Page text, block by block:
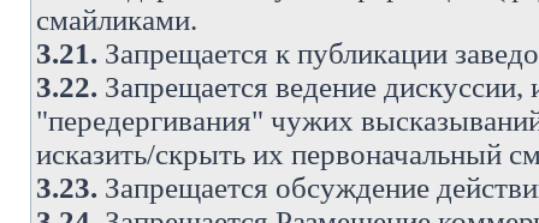
смайликами.
3.21. Запрещается к публикации
3.22. Запрещается ведение
"передергивания" чужих
исказить/скрыть их первоначальный
3.23. Запрещается обсуждение